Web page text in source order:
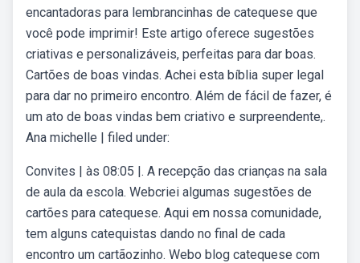
encantadoras para lembrancinhas de catequese que
você pode imprimir! Este artigo oferece sugestões
criativas e personalizáveis, perfeitas para dar boas.
Cartões de boas vindas. Achei esta bíblia super legal
para dar no primeiro encontro. Além de fácil de fazer, é
um ato de boas vindas bem criativo e surpreendente,.
Ana michelle | filed under:
Convites | às 08:05 |. A recepção das crianças na sala
de aula da escola. Webcriei algumas sugestões de
cartões para catequese. Aqui em nossa comunidade,
tem alguns catequistas dando no final de cada
encontro um cartãozinho. Webo blog catequese com